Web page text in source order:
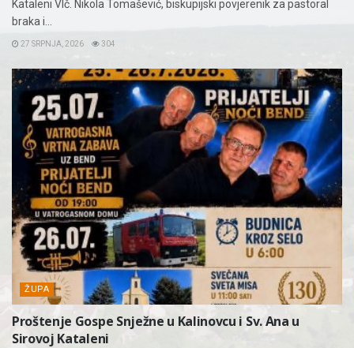
Kataleni Vlč. Nikola Tomašević, biskupijski povjerenik za pastoral
braka i...
27 SRPNJA, 2026 304
ŽUPA
Proštenje Gospe Snježne u Kalinovcu i Sv. Ana u
Sirovoj Kataleni